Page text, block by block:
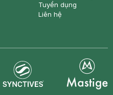
Tuyển dụng
Liên hệ